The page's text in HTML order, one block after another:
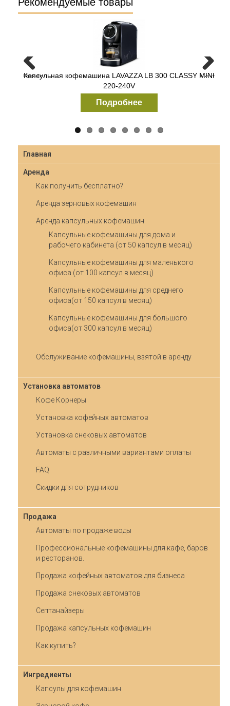
Капсульная кофемашина LAVAZZA LB 300 CLASSY MINI
220-240V
Подробнее
Зерновая кофемашина Necta Krea Prime
Подробнее
Previous Next
Главная
Аренда
Как получить бесплатно?
Аренда зерновых кофемашин
Аренда капсульных кофемашин
Капсульные кофемашины для дома и
рабочего кабинета (от 50 капсул в месяц)
Капсульные кофемашины для маленького
офиса (от 100 капсул в месяц)
Капсульные кофемашины для среднего
офиса(от 150 капсул в месяц)
Капсульные кофемашины для большого
офиса(от 300 капсул в месяц)
Обслуживание кофемашины, взятой в аренду
Установка автоматов
Кофе Корнеры
Установка кофейных автоматов
Установка снековых автоматов
Автоматы с различными вариантами оплаты
FAQ
Скидки для сотрудников
Продажа
Автоматы по продаже воды
Профессиональные кофемашины для кафе, баров
и ресторанов.
Продажа кофейных автоматов для бизнеса
Продажа снековых автоматов
Септанайзеры
Продажа капсульных кофемашин
Как купить?
Ингредиенты
Капсулы для кофемашин